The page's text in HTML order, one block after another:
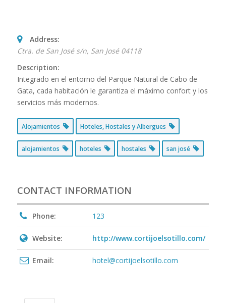
Address:
Ctra. de San José s/n, San José 04118
Description:
Integrado en el entorno del Parque Natural de Cabo de
Gata, cada habitación le garantiza el máximo confort y los
servicios más modernos.
Alojamientos Hoteles, Hostales y Albergues
alojamientos hoteles hostales san josé
CONTACT INFORMATION
Phone: 123
Website: http://www.cortijoelsotillo.com/
Email: hotel@cortijoelsotillo.com